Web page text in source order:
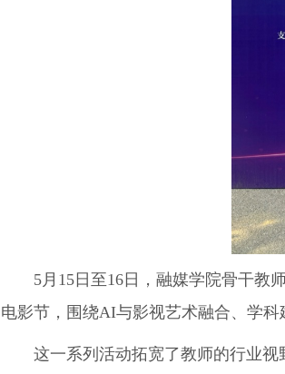
5月15日至16日，融媒学院骨干教
电影节，围绕AI与影视艺术融合、学
这一系列活动拓宽了教师的行业